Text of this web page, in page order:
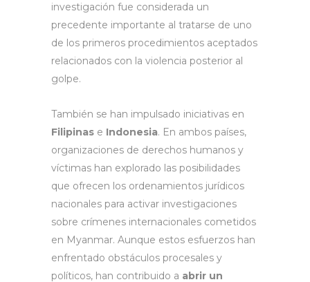
investigación fue considerada un
precedente importante al tratarse de uno
de los primeros procedimientos aceptados
relacionados con la violencia posterior al
golpe.
También se han impulsado iniciativas en
Filipinas e Indonesia. En ambos países,
organizaciones de derechos humanos y
víctimas han explorado las posibilidades
que ofrecen los ordenamientos jurídicos
nacionales para activar investigaciones
sobre crímenes internacionales cometidos
en Myanmar. Aunque estos esfuerzos han
enfrentado obstáculos procesales y
políticos, han contribuido a abrir un